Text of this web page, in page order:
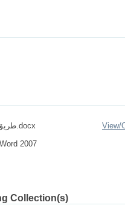
طريق الاستقراء.docx
2007
View/
Collection(s)